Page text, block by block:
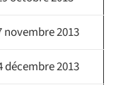
novembre 2013
décembre 2013